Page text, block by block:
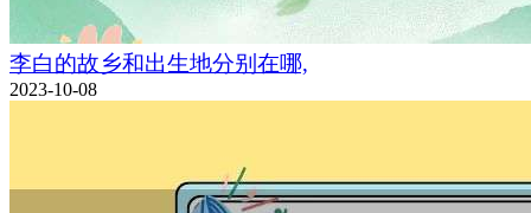
李白的故乡和出生地分别在哪,
2023-10-08